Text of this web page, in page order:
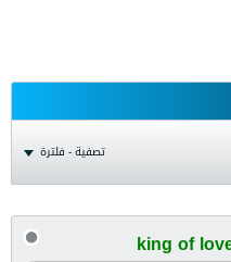
تصفية - فلترة
king of